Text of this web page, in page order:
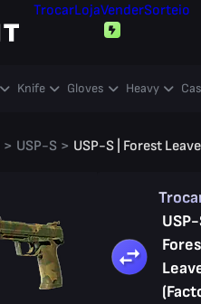
TrocarLojaVenderSorteio
Knife Gloves Heavy
> USP-S > USP-S | Forest
USP-